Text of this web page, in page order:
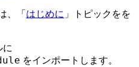
、「 はじめに 」トピックをを
に
をインポートします。